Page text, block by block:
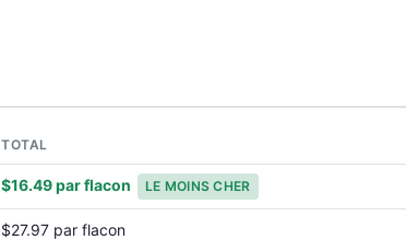
TOTAL
$16.49 par flacon LE MOINS CHER
$27.97 par flacon